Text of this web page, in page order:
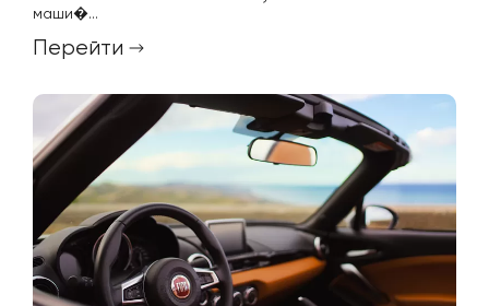
маши�...
Перейти